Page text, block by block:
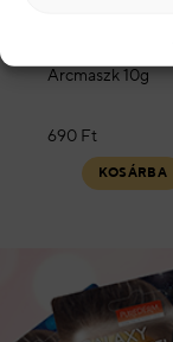
Arcmaszk 10g
690 Ft
KOSÁRBA